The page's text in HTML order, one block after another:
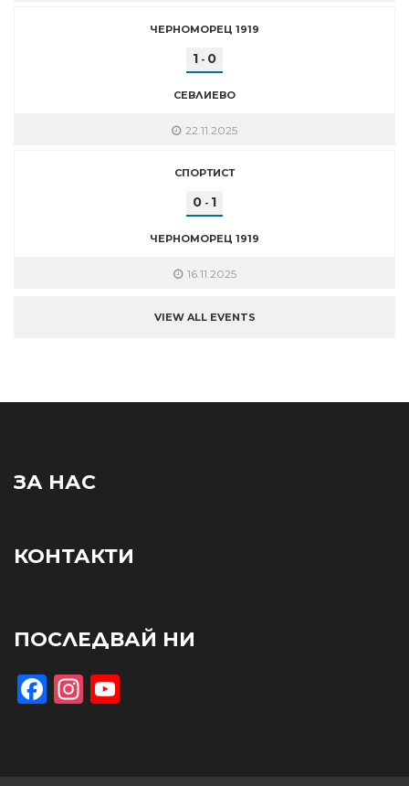
ЧЕРНОМОРЕЦ 1919
1 - 0
СЕВЛИЕВО
22.11.2025
СПОРТИСТ
0 - 1
ЧЕРНОМОРЕЦ 1919
16.11.2025
VIEW ALL EVENTS
ЗА НАС
КОНТАКТИ
ПОСЛЕДВАЙ НИ
Facebook
Instagram